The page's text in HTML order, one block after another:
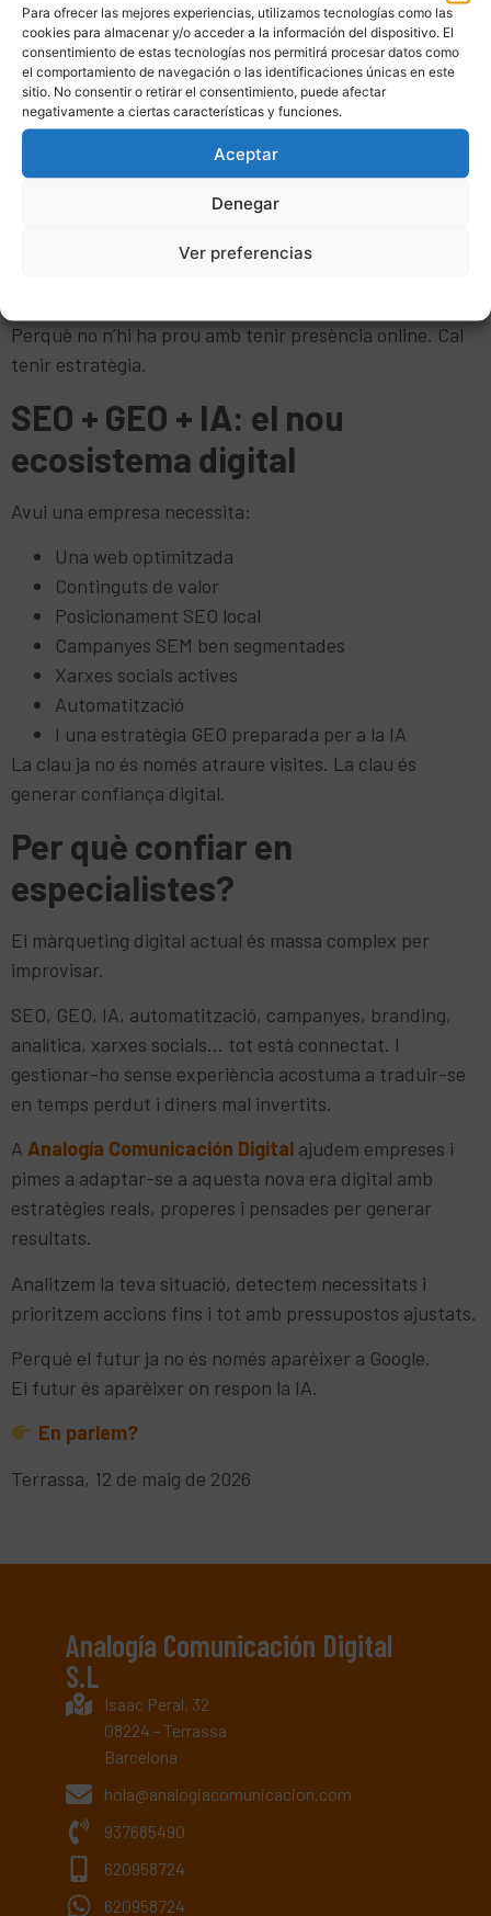
Para ofrecer las mejores experiencias, utilizamos tecnologías como las
cookies para almacenar y/o acceder a la información del dispositivo. El
consentimiento de estas tecnologías nos permitirá procesar datos como
el comportamiento de navegación o las identificaciones únicas en este
sitio. No consentir o retirar el consentimiento, puede afectar
negativamente a ciertas características y funciones.
Aceptar
Denegar
Ver preferencias
Moltes pimes encara creuen que fer màrqueting digital
és:
Publicar alguna cosa a xarxes “quan es pot”
Tenir una web antiga
O invertir puntualment en anuncis
Mentrestant, el mercat ja està evolucionant cap a
cerques conversacionals i intel·ligència artificial
Perquè no n’hi ha prou amb tenir presència online. Cal
tenir estratègia.
SEO + GEO + IA: el nou
ecosistema digital
Avui una empresa necessita:
Una web optimitzada
Continguts de valor
Posicionament SEO local
Campanyes SEM ben segmentades
Xarxes socials actives
Automatització
I una estratègia GEO preparada per a la IA
La clau ja no és només atraure visites. La clau és
generar confiança digital.
Per què confiar en
especialistes?
El màrqueting digital actual és massa complex per
improvisar.
SEO, GEO, IA, automatització, campanyes, branding,
analítica, xarxes socials… tot està connectat. I
gestionar-ho sense experiència acostuma a traduir-se
en temps perdut i diners mal invertits.
A Analogía Comunicación Digital ajudem empreses i
pimes a adaptar-se a aquesta nova era digital amb
estratègies reals, properes i pensades per generar
resultats.
Analitzem la teva situació, detectem necessitats i
prioritzem accions fins i tot amb pressupostos ajustats.
Perquè el futur ja no és només aparèixer a Google.
El futur és aparèixer on respon la IA.
En parlem?
Terrassa, 12 de maig de 2026
Analogía Comunicación Digital
S.L
Isaac Peral, 32
08224 - Terrassa
Barcelona
hola@analogiacomunicacion.com
937685490
620958724
620958724